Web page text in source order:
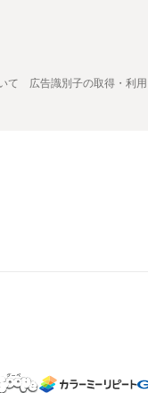
て 広告識別子の取得・利用